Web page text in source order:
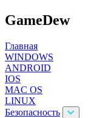
GameDew
Главная
WINDOWS
ANDROID
IOS
MAC OS
LINUX
Безопасность